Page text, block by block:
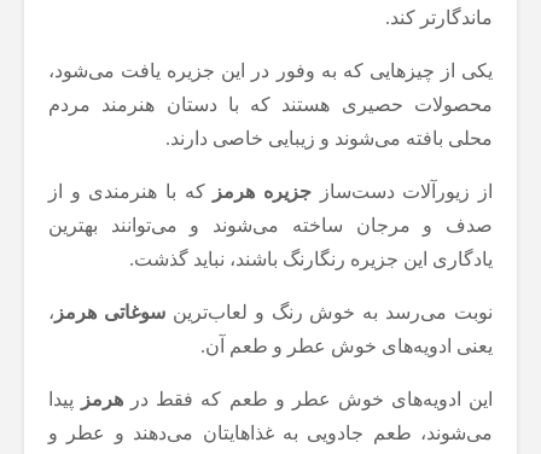
ماندگار‌تر کند.
یکی از چیزهایی که به وفور در این جزیره یافت می‌شود،
محصولات حصیری هستند که با دستان هنرمند مردم
محلی بافته می‌شوند و زیبایی خاصی دارند.
از زیورآلات دست‌ساز جزیره هرمز
که با هنرمندی و از
صدف و مرجان ساخته می‌شوند و می‌توانند بهترین
یادگاری این جزیره رنگارنگ باشند، نباید گذشت.
نوبت می‌رسد به خوش رنگ و لعاب‌ترین سوغاتی هرمز ،
یعنی ادویه‌های خوش عطر و طعم آن.
این ادویه‌های خوش عطر و طعم که فقط در هرمز
پیدا
می‌شوند، طعم جادویی به غذاهایتان می‌دهند و عطر و